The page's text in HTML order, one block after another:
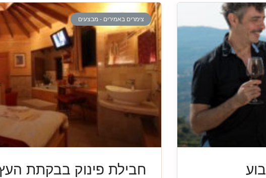
צימרים באמירים - מבצעים
חבילת פינוק בבקתת